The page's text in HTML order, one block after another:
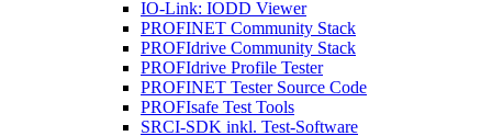
IO-Link: IODD Viewer
PROFINET Community Stack
PROFIdrive Community Stack
PROFIdrive Profile Tester
PROFINET Tester Source Code
PROFIsafe Test Tools
SRCI-SDK inkl. Test-Software